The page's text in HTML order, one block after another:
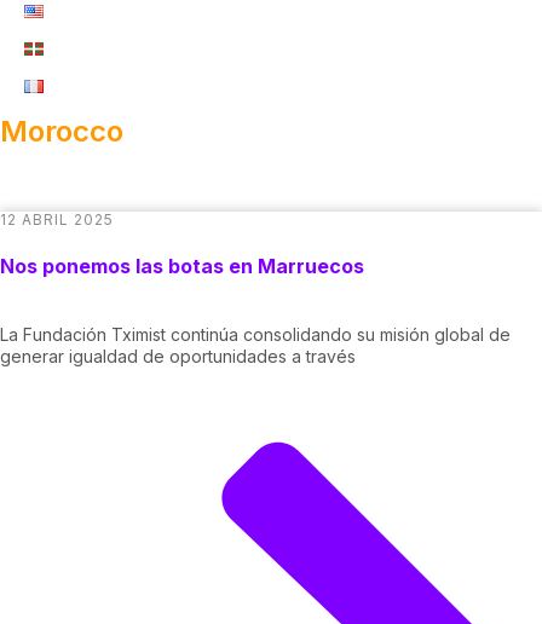
Morocco
12 ABRIL 2025
Nos ponemos las botas en Marruecos
La Fundación Tximist continúa consolidando su misión global de
generar igualdad de oportunidades a través